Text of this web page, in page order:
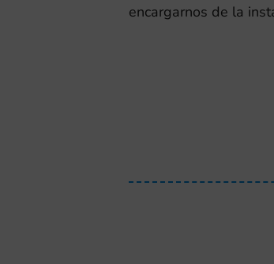
encargarnos de la